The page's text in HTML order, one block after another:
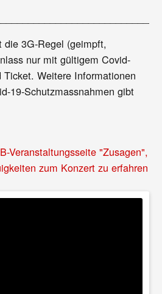
die 3G-Regel (geimpft,
nur mit gültigem Covid-
Weitere Informationen
19-Schutzmassnahmen gibt
Veranstaltungsseite "Zusagen",
zum Konzert zu erfahren